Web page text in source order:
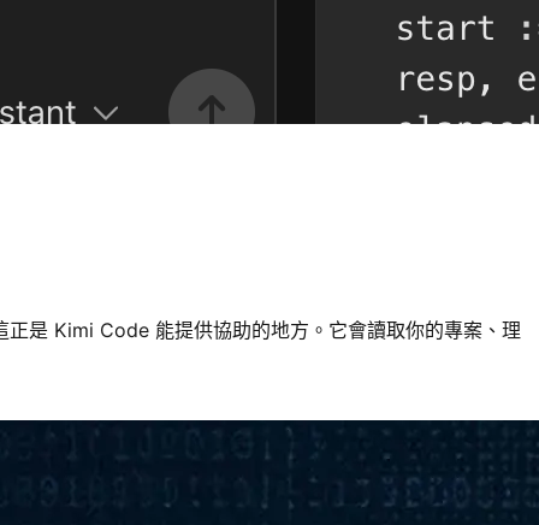
是 Kimi Code 能提供協助的地方。它會讀取你的專案、理